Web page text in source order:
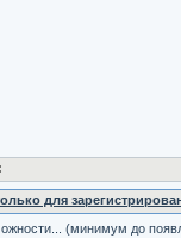
для
(минимум до